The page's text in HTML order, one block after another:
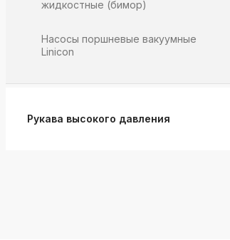
жидкостные (бимор)
Насосы поршневые вакуумные
Linicon
Рукава высокого давления